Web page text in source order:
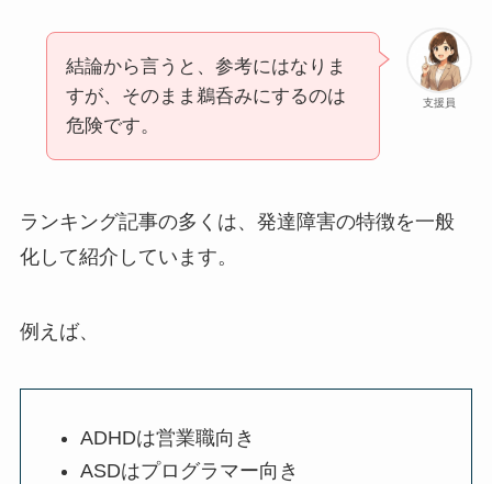
支援員
結論から言うと、参考にはなりま
すが、そのまま鵜呑みにするのは
危険です。
ランキング記事の多くは、発達障害の特徴を一般
化して紹介しています。
例えば、
ADHDは営業職向き
ASDはプログラマー向き